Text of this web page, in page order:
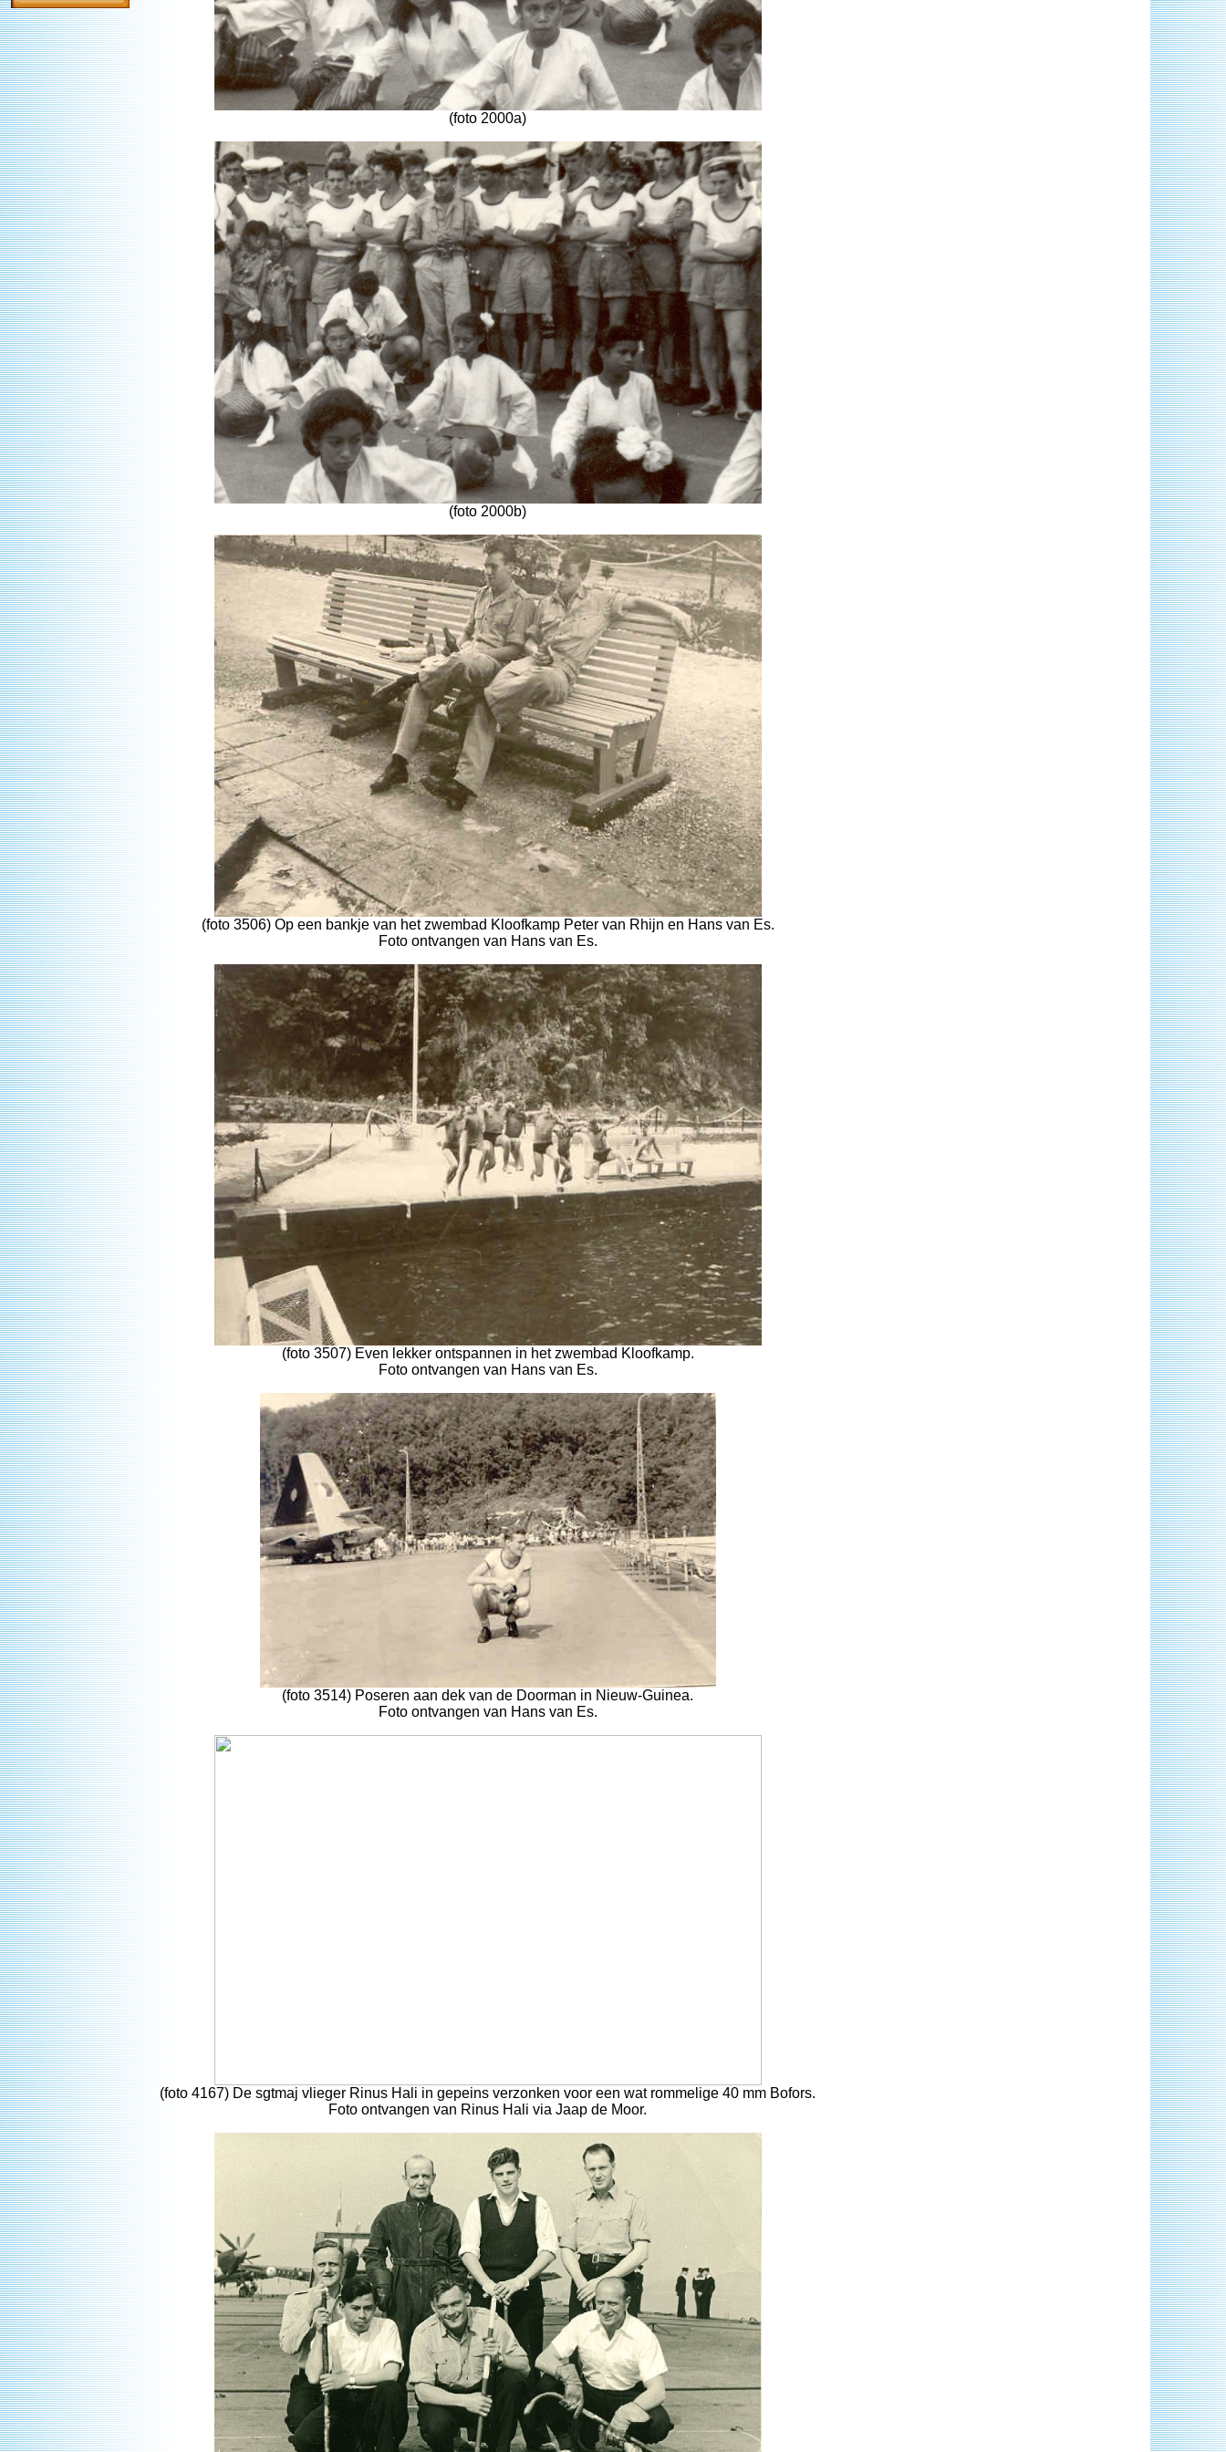
(foto 2000a)
(foto 2000b)
(foto 3506) Op een bankje van het zwembad Kloofkamp Peter van Rhijn en Hans van Es.
Foto ontvangen van Hans van Es.
(foto 3507) Even lekker ontspannen in het zwembad Kloofkamp.
Foto ontvangen van Hans van Es.
(foto 3514) Poseren aan dek van de Doorman in Nieuw-Guinea.
Foto ontvangen van Hans van Es.
(foto 4167) De sgtmaj vlieger Rinus Hali in gepeins verzonken voor een wat rommelige 40 mm Bofors.
Foto ontvangen van Rinus Hali via Jaap de Moor.